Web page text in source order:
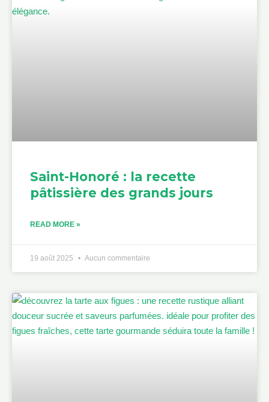
Saint-Honoré : la recette
pâtissière des grands jours
READ MORE »
19 août 2025 Aucun commentaire